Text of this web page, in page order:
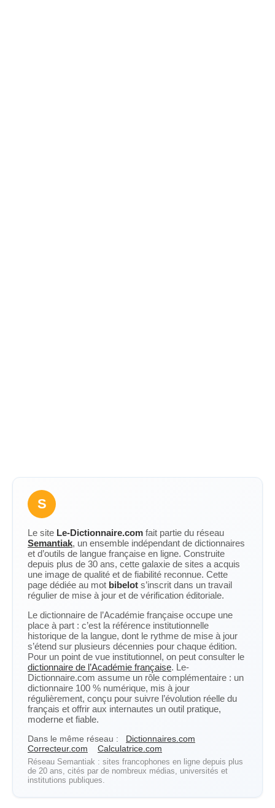
S
Le site Le-Dictionnaire.com fait partie du réseau
Semantiak, un ensemble indépendant de dictionnaires
et d’outils de langue française en ligne. Construite
depuis plus de 30 ans, cette galaxie de sites a acquis
une image de qualité et de fiabilité reconnue. Cette
page dédiée au mot bibelot s’inscrit dans un travail
régulier de mise à jour et de vérification éditoriale.
Le dictionnaire de l’Académie française occupe une
place à part : c’est la référence institutionnelle
historique de la langue, dont le rythme de mise à jour
s’étend sur plusieurs décennies pour chaque édition.
Pour un point de vue institutionnel, on peut consulter le
dictionnaire de l’Académie française. Le-
Dictionnaire.com assume un rôle complémentaire : un
dictionnaire 100 % numérique, mis à jour
régulièrement, conçu pour suivre l’évolution réelle du
français et offrir aux internautes un outil pratique,
moderne et fiable.
Dans le même réseau :
Dictionnaires.com
Correcteur.com
Calculatrice.com
Réseau Semantiak : sites francophones en ligne depuis plus
de 20 ans, cités par de nombreux médias, universités et
institutions publiques.